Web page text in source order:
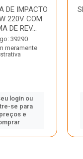
DE IMPACTO
220V COM
DE REV...
39290
meramente
login ou
se para
e